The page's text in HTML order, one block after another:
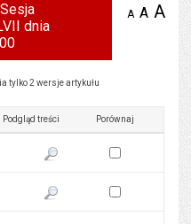
dnia
A zmniejsz
A A
Wrocławia nr LVII dnia 21 czerwca 2018
tylko 2 wersje artykułu
Podgląd treści Porównaj
Pokaż podgląd wersji z dnia
Zaznacz wersję do
Pokaż podgląd wersji z dnia
Zaznacz wersję do